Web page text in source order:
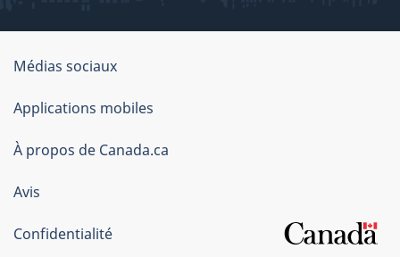
Organisation
du
gouvernement
du
Canada
Médias sociaux
Applications mobiles
À propos de Canada.ca
Avis
Confidentialité